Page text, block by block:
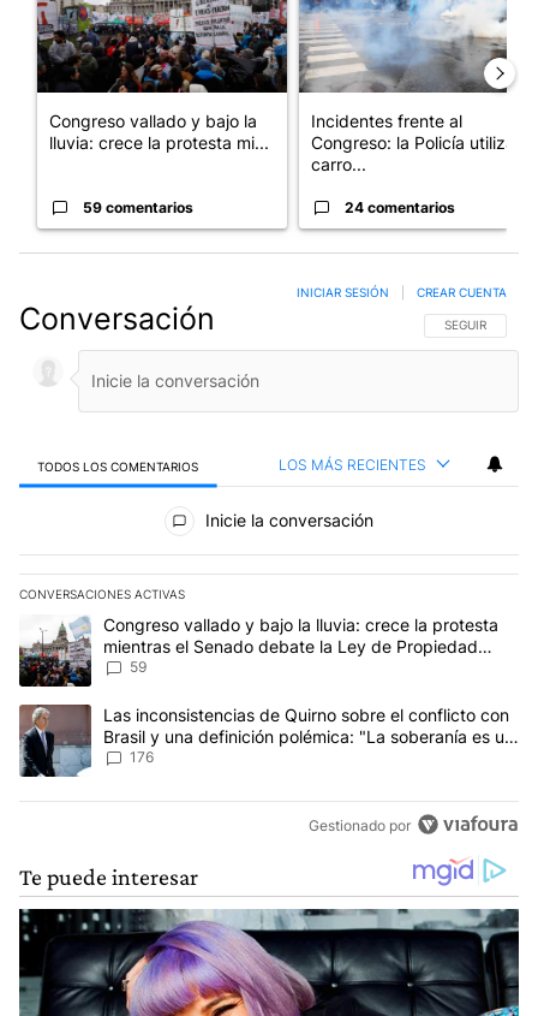
Congreso vallado y bajo la
lluvia: crece la protesta mi...
59 comentarios
Incidentes frente al
Congreso: la Policía utiliza
carro...
24 comentarios
Conversación SIGA ESTA
SEGUIR
INICIAR SESIÓN CREAR CUENTA
TODOS LOS COMENTARIOS LOS MÁS RECIENTES
Todos los comentarios
Inicie la conversación
CONVERSACIONES ACTIVAS
Este listado muestra los artículos con más comentarios en los
Un artículo de tendencia con el título "Congreso vallado y bajo
Congreso vallado y bajo la lluvia: crece la protesta
mientras el Senado debate la Ley de Propiedad
Privada
59
Un artículo de tendencia con el título "Las inconsistencias de
Las inconsistencias de Quirno sobre el conflicto con
Brasil y una definición polémica: "La soberanía es un
concepto antiguo"
176
Gestionado por